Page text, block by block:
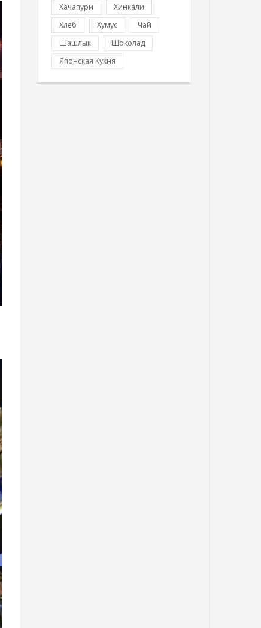
Хачапури
Хинкали
Хлеб
Хумус
Чай
Шашлык
Шоколад
Японская Кухня